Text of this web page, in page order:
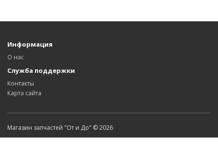
Информация
О нас
Служба поддержки
Контакты
Карта сайта
Магазин запчастей "От и До" © 2026